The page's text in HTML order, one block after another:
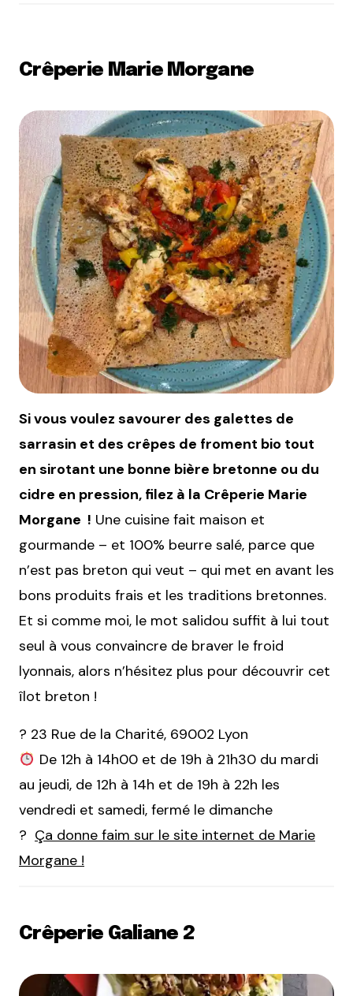
Crêperie Marie Morgane
Si vous voulez savourer des galettes de
sarrasin et des crêpes de froment bio tout
en sirotant une bonne bière bretonne ou du
cidre en pression, filez à la Crêperie Marie
Morgane ! Une cuisine fait maison et
gourmande – et 100% beurre salé, parce que
n’est pas breton qui veut – qui met en avant les
bons produits frais et les traditions bretonnes.
Et si comme moi, le mot salidou suffit à lui tout
seul à vous convaincre de braver le froid
lyonnais, alors n’hésitez plus pour découvrir cet
îlot breton !
? 23 Rue de la Charité, 69002 Lyon
De 12h à 14h00 et de 19h à 21h30 du mardi
au jeudi, de 12h à 14h et de 19h à 22h les
vendredi et samedi, fermé le dimanche
? Ça donne faim sur le site internet de Marie
Morgane !
Crêperie Galiane 2